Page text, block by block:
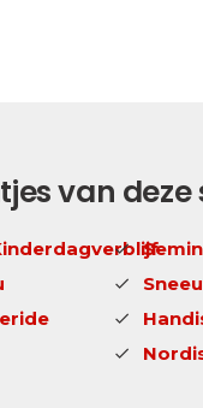
van deze